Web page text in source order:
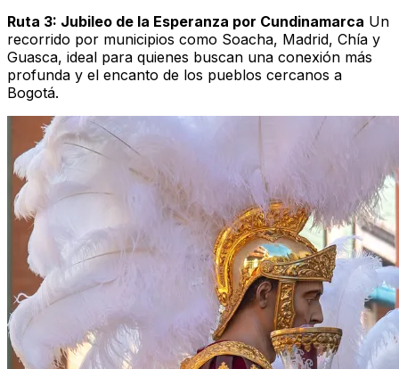
Ruta 3: Jubileo de la Esperanza por Cundinamarca Un
recorrido por municipios como Soacha, Madrid, Chía y
Guasca, ideal para quienes buscan una conexión más
profunda y el encanto de los pueblos cercanos a
Bogotá.